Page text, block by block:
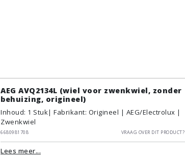
AEG AVQ2134L (wiel voor zwenkwiel, zonder
behuizing, origineel)
Inhoud: 1 Stuk| Fabrikant: Origineel | AEG/Electrolux |
Zwenkwiel
6680981708
Vraag over dit product?
Lees meer...